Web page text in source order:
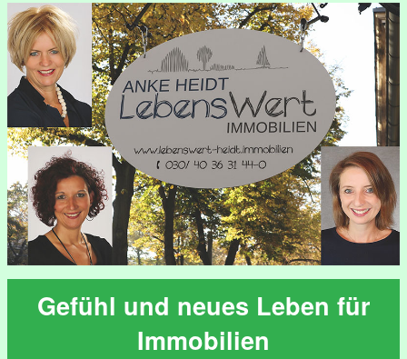
Gefühl und neues Leben für
Immobilien